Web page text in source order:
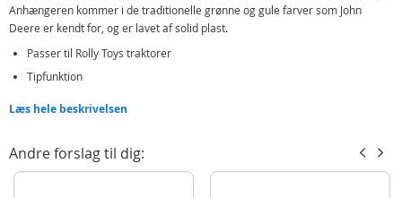
Anhængeren kommer i de traditionelle grønne og gule farver som John
Deere er kendt for, og er lavet af solid plast.
Passer til Rolly Toys traktorer
Tipfunktion
Anhængeren passer til Rolly Toys pedaltraktorer, og gør at barnet kan tage
favorit legetøjet med på tur. Anhængeren kan tippes, og sættes meget nemt
Model
Læs hele beskrivelsen
Andre forslag til dig: